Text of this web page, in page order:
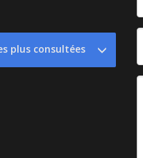
plus consultées